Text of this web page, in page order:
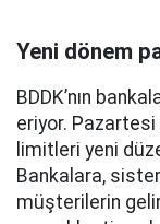
Yeni dönem
BDDK’nın
eriyor.
limitleri yeni
Bankalara,
müşterilerin